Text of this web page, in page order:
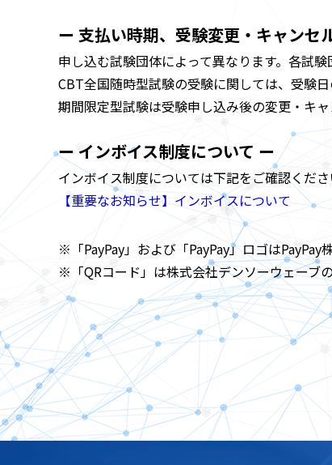
ー 支払い時期、受験変更・キャンセ
申し込む試験団体によって異なります。各試
CBT全国随時型試験の受験に関しては、受験
期間限定型試験は受験申し込み後の変更・キ
ー インボイス制度について ー
インボイス制度については下記をご確認くださ
【重要なお知らせ】インボイスについて
※「PayPay」および「PayPay」ロゴはPayPay
※「QRコード」は株式会社デンソーウェーブ